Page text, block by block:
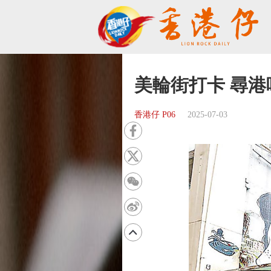
美輪街打卡 尋港
香港仔 P06 2025-07-03